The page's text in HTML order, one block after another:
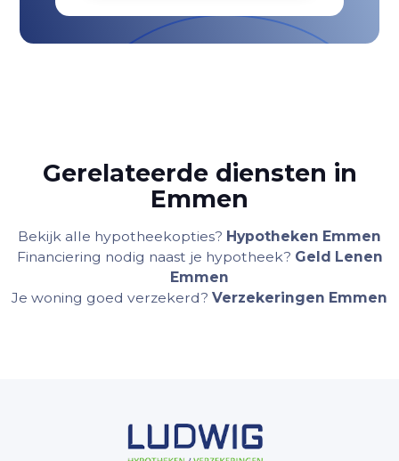
Gerelateerde diensten in
Emmen
Bekijk alle hypotheekopties? Hypotheken Emmen
Financiering nodig naast je hypotheek? Geld Lenen
Emmen
Je woning goed verzekerd? Verzekeringen Emmen